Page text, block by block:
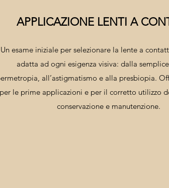
APPLICAZIONE LENTI A
Un esame iniziale per selezionare la lente a
adatta ad ogni esigenza visiva: dalla
all’astigmatismo e alla presbiopia.
per le prime applicazioni e per il corretto utilizzo
conservazione e manutenzione.